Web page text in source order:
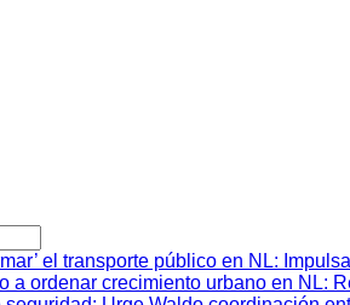
el transporte público en NL:
a ordenar crecimiento urbano en NL: